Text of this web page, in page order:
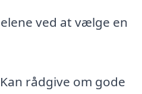
ved at vælge en
rådgive om gode